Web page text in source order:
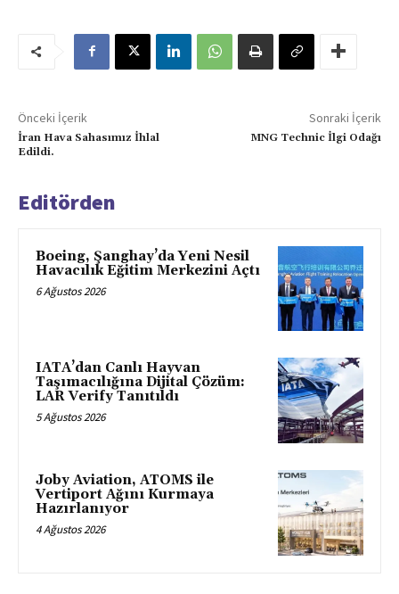
Önceki İçerik
İran Hava Sahasımız İhlal
Edildi.
Sonraki İçerik
MNG Technic İlgi Odağı
Editörden
Boeing, Şanghay’da Yeni Nesil
Havacılık Eğitim Merkezini Açtı
6 Ağustos 2026
IATA’dan Canlı Hayvan
Taşımacılığına Dijital Çözüm:
LAR Verify Tanıtıldı
5 Ağustos 2026
Joby Aviation, ATOMS ile
Vertiport Ağını Kurmaya
Hazırlanıyor
4 Ağustos 2026